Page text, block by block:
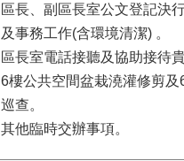
區長、副區長室公文登記決
及事務工作(含環境清潔) 。
區長室電話接聽及協助接待貴
6樓公共空間盆栽澆灌修剪及
巡查。
其他臨時交辦事項。